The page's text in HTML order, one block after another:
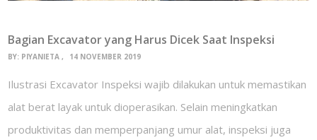
Bagian Excavator yang Harus Dicek Saat Inspeksi
BY: PIYANIETA 14 NOVEMBER 2019
Ilustrasi Excavator Inspeksi wajib dilakukan untuk memastikan
alat berat layak untuk dioperasikan. Selain meningkatkan
produktivitas dan memperpanjang umur alat, inspeksi juga